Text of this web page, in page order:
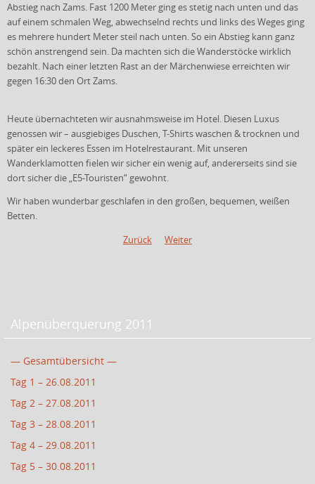
Abstieg nach Zams. Fast 1200 Meter ging es stetig nach unten und das
auf einem schmalen Weg, abwechselnd rechts und links des Weges ging
es mehrere hundert Meter steil nach unten. So ein Abstieg kann ganz
schön anstrengend sein. Da machten sich die Wanderstöcke wirklich
bezahlt. Nach einer letzten Rast an der Märchenwiese erreichten wir
gegen 16:30 den Ort Zams.
Heute übernachteten wir ausnahmsweise im Hotel. Diesen Luxus
genossen wir – ausgiebiges Duschen, T-Shirts waschen & trocknen und
später ein leckeres Essen im Hotelrestaurant. Mit unseren
Wanderklamotten fielen wir sicher ein wenig auf, andererseits sind sie
dort sicher die „E5-Touristen“ gewohnt.
Wir haben wunderbar geschlafen in den großen, bequemen, weißen
Betten.
Zurück
Weiter
Alpenüberquerung 2011
— Gesamtübersicht —
Tag 1 – 26.08.2011
Tag 2 – 27.08.2011
Tag 3 – 28.08.2011
Tag 4 – 29.08.2011
Tag 5 – 30.08.2011